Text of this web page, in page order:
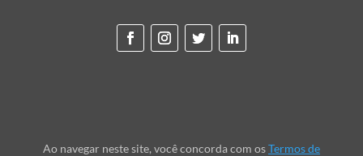
Ao navegar neste site, você concorda com osTermos de